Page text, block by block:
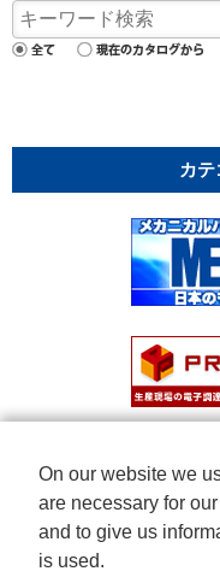
カ
On our website we
are necessary for
and to give us
is used.